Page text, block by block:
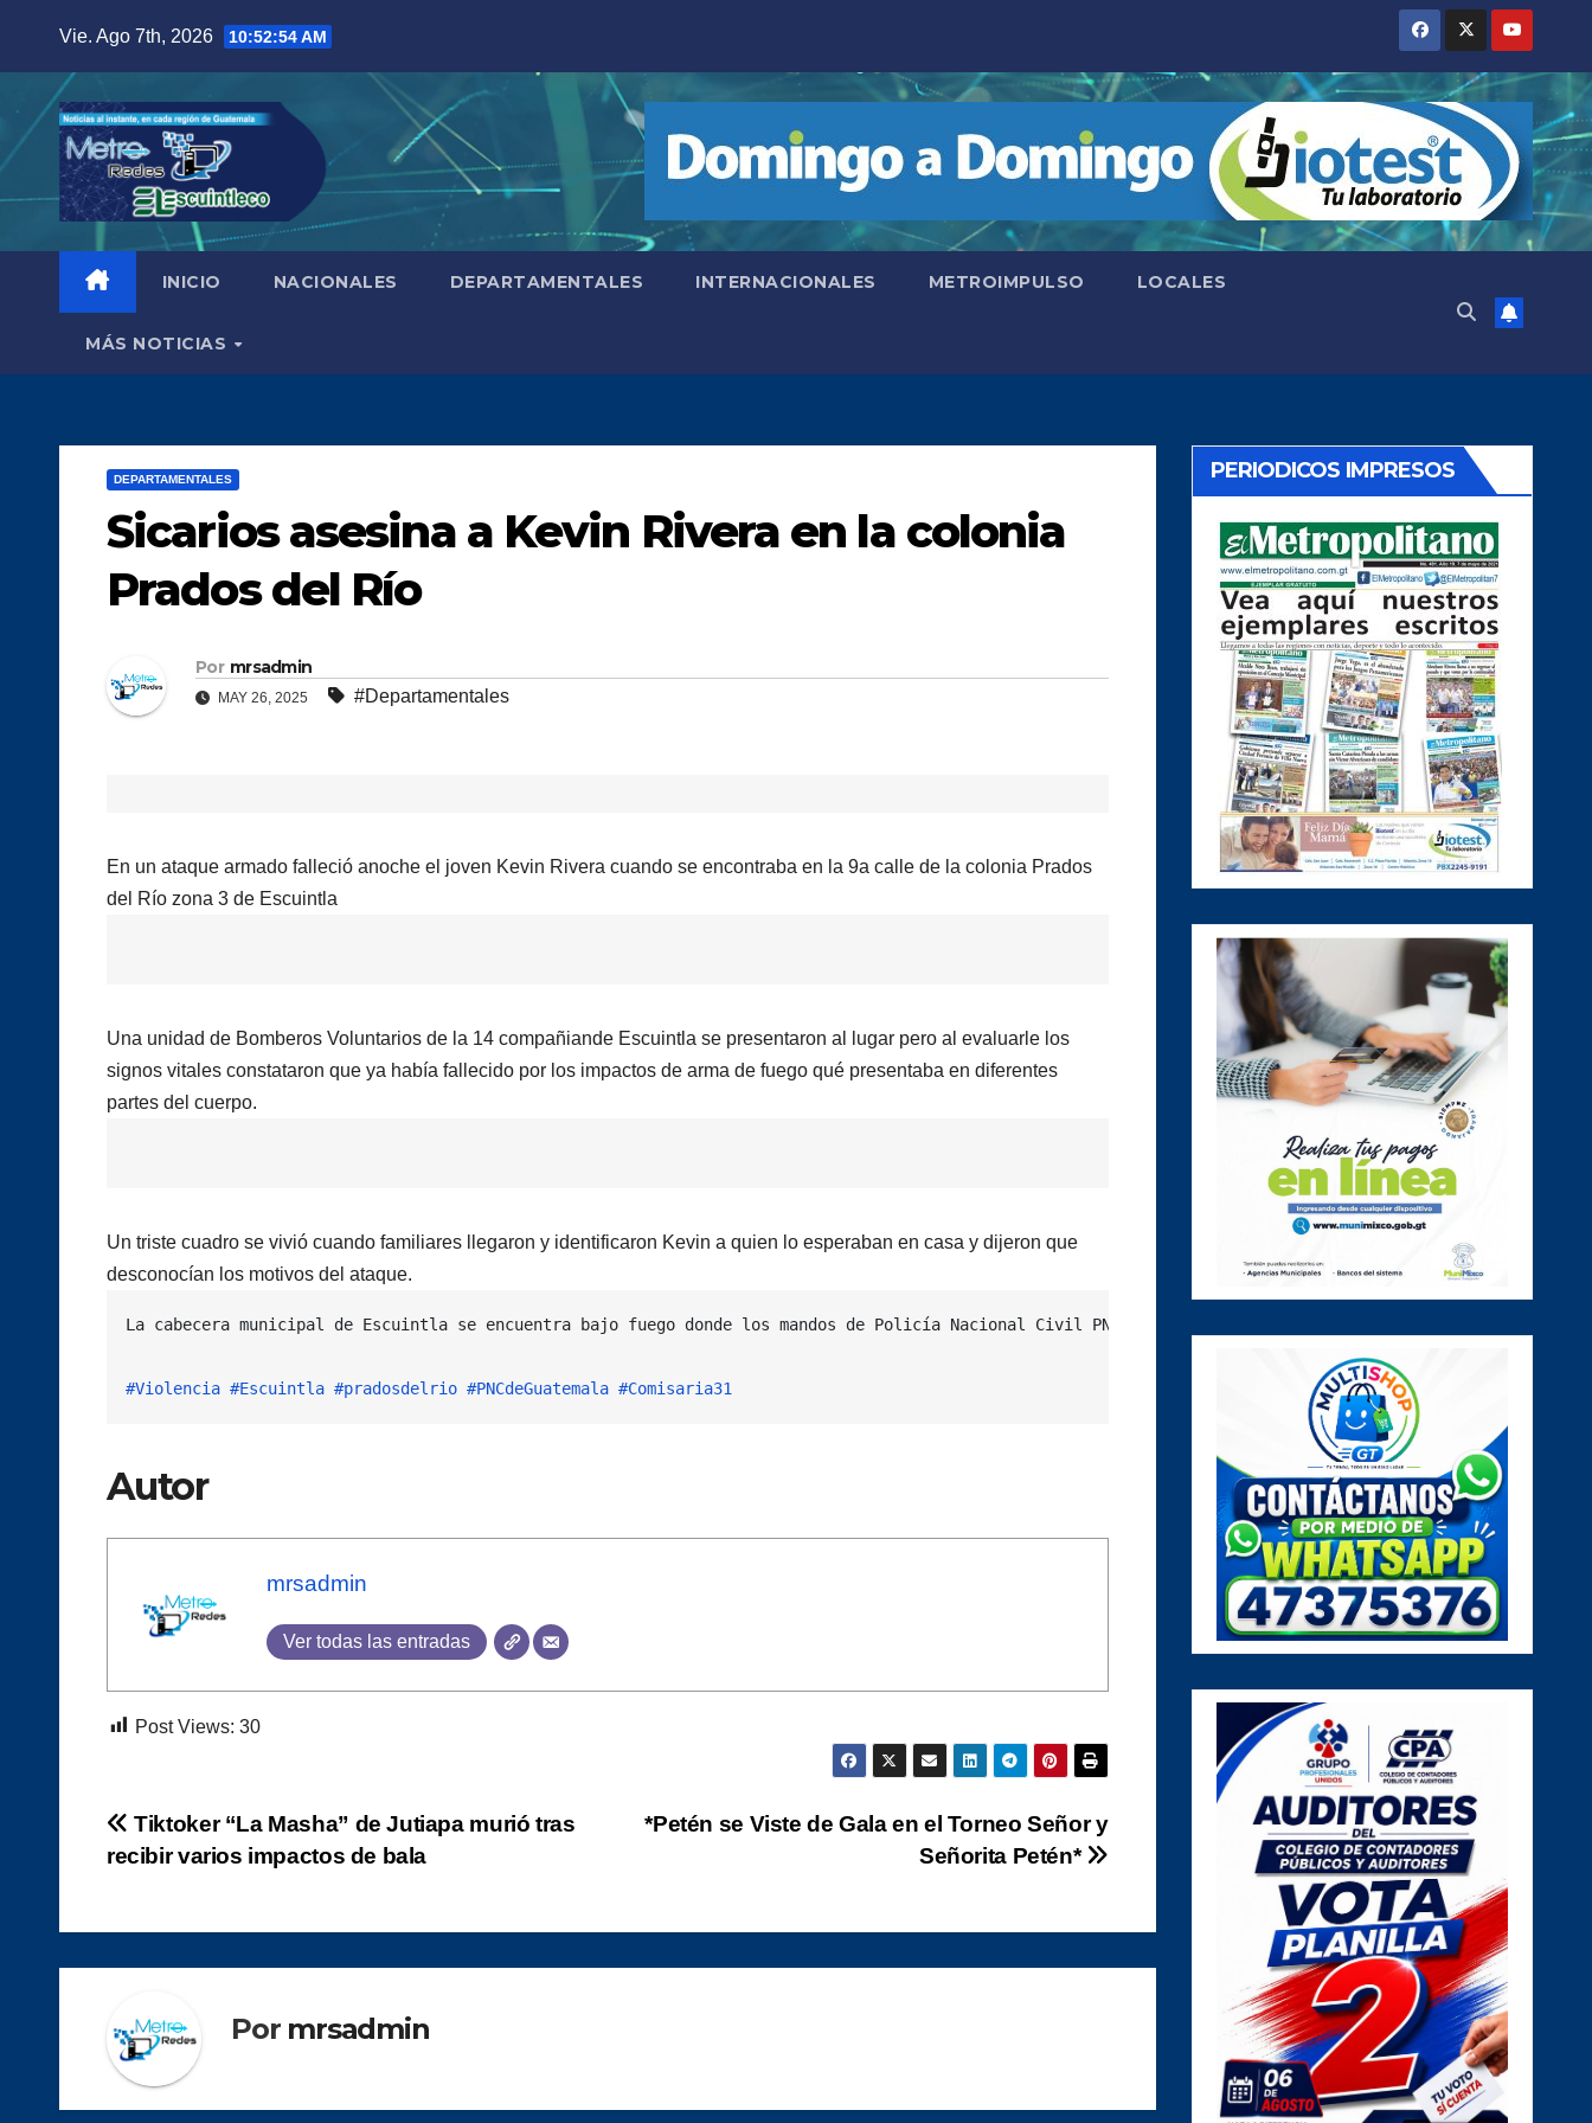
contenido
Vie. Ago 7th, 2026 10:52:55 AM
INICIO NACIONALES DEPARTAMENTALES INTERNACIONALES METROIMPULSO LOCALES
MÁS NOTICIAS
DEPARTAMENTALES
Sicarios asesina a Kevin Rivera en la colonia
Prados del Río
Por mrsadmin
MAY 26, 2025 #Departamentales
En un ataque armado falleció anoche el joven Kevin Rivera cuando se encontraba en la 9a calle de la colonia Prados
del Río zona 3 de Escuintla
Una unidad de Bomberos Voluntarios de la 14 compañiande Escuintla se presentaron al lugar pero al evaluarle los
signos vitales constataron que ya había fallecido por los impactos de arma de fuego qué presentaba en diferentes
partes del cuerpo.
Un triste cuadro se vivió cuando familiares llegaron y identificaron Kevin a quien lo esperaban en casa y dijeron que
desconocían los motivos del ataque.
La cabecera municipal de Escuintla se encuentra bajo fuego donde los mandos de Policía Nacional Civil PNC de la comisaría 31 de Escuintla párese que
#Violencia #Escuintla #pradosdelrio #PNCdeGuatemala #Comisaria31
Autor
mrsadmin
Ver todas las entradas
Post Views: 30
Navegación
entradas
*Petén se Viste de Gala en el Torneo Señor y
Señorita Petén*
Tiktoker “La Masha” de Jutiapa murió tras
recibir varios impactos de bala
Por mrsadmin
PERIODICOS IMPRESOS